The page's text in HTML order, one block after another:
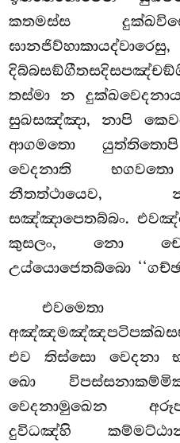
කතමස්ස
තස්මා න
සුඛසඤ්ඤා, නාපි
ආගමතො
වෙදනාති භගවතො
නීතත්ථායෙව,
සඤ්ඤාපෙතබ්බං.
කුසලං, නො
උය්යොජෙතබ්බො ‘‘ගච්ඡ
එවමෙතා
එව තිස්සො වෙදනා
ඛො
වෙදනාමුඛෙන
දුවිධඤ්හි